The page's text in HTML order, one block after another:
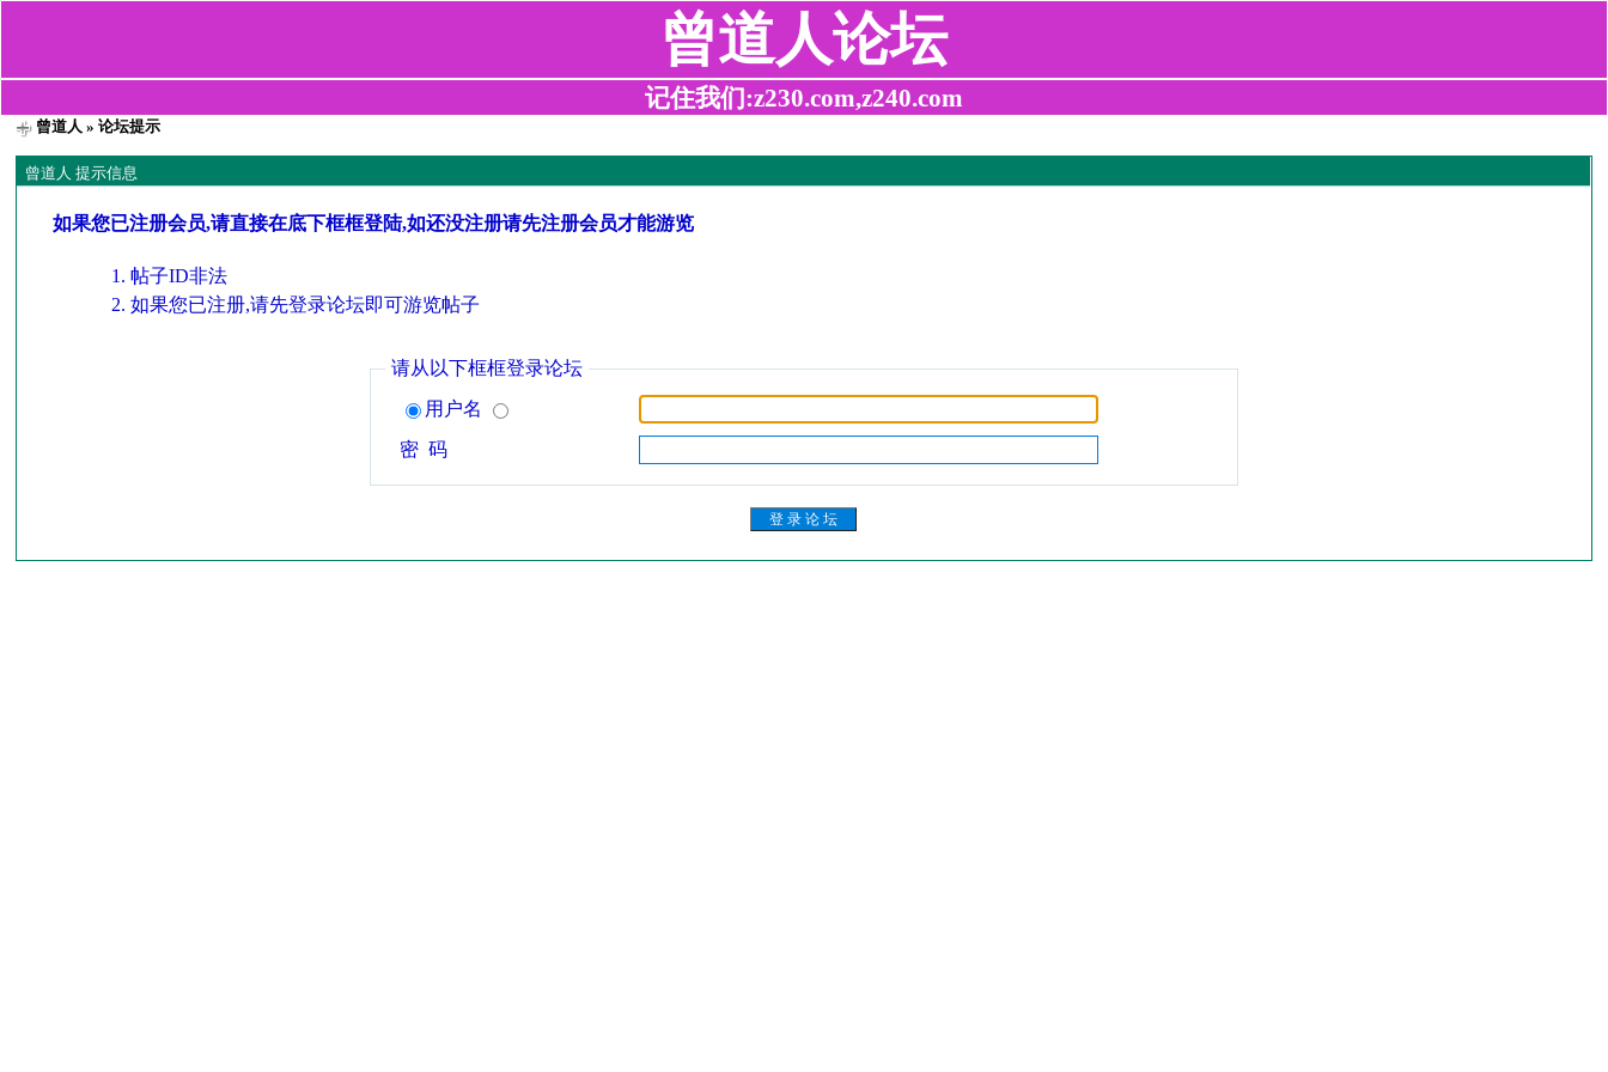
曾道人论坛
记住我们:z230.com,z240.com
曾道人 » 论坛提示
曾道人 提示信息
如果您已注册会员,请直接在底下框框登陆,如还没注册请先注册会员才能游览
帖子ID非法
如果您已注册,请先登录论坛即可游览帖子
请从以下框框登录论坛
用户名
密 码